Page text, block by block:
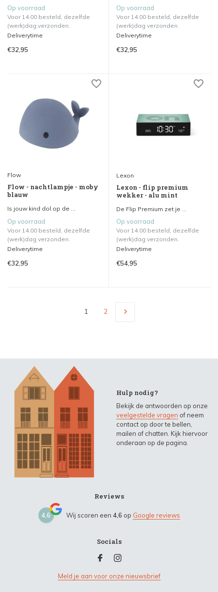
Op voorraad
Voor 14.00 besteld, dezelfde
(werk)dag verzonden.
Deliverytime
€32,95
Op voorraad
Voor 14.00 besteld, dezelfde
(werk)dag verzonden.
Deliverytime
€32,95
Flow
Flow - nachtlampje - moby
blauw
Is jouw kind dol op de ...
Op voorraad
Voor 14.00 besteld, dezelfde
(werk)dag verzonden.
Deliverytime
€32,95
Lexon
Lexon - flip premium
wekker - alu mint
De Flip Premium zet je ...
Op voorraad
Voor 14.00 besteld, dezelfde
(werk)dag verzonden.
Deliverytime
€54,95
1 2
Hulp nodig?
Bekijk de antwoorden op onze
veelgestelde vragen of neem
contact op door te bellen,
mailen of chatten. Kijk hiervoor
onderaan op de pagina.
Reviews
4,6 Wij scoren een 4,6 op Google reviews
Socials
Meld je aan voor onze nieuwsbrief